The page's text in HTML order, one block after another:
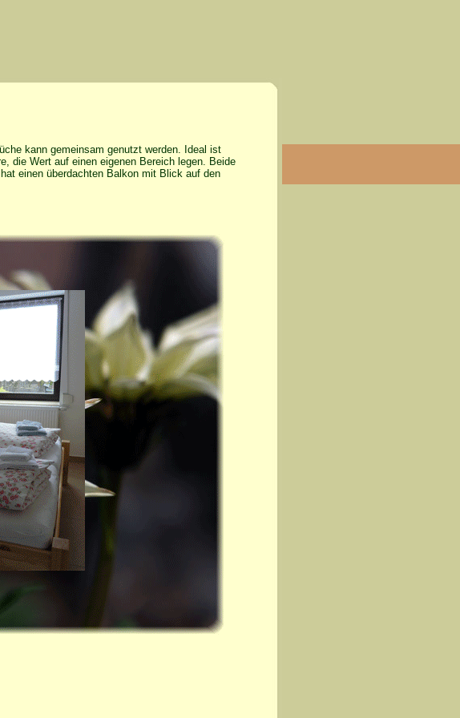
kann gemeinsam genutzt werden. Ideal ist
die Wert auf einen eigenen Bereich legen. Beide
einen überdachten Balkon mit Blick auf den